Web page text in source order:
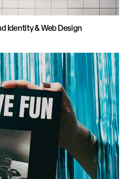
Identity & Web Design